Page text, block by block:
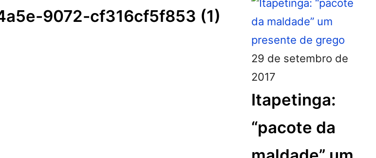
9072-cf316cf5f853 (1)
29 de setembro de
2017
Itapetinga:
“pacote da